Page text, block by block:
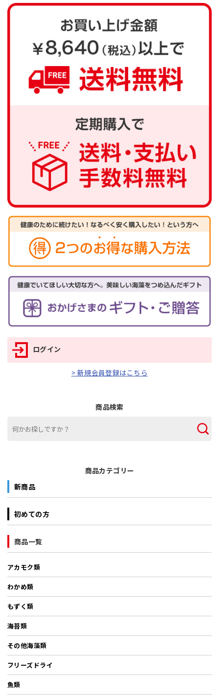
ログイン
> 新規会員登録はこちら
商品検索
商品カテゴリー
新商品
初めての方
商品一覧
アカモク類
わかめ類
もずく類
海苔類
その他海藻類
フリーズドライ
魚類